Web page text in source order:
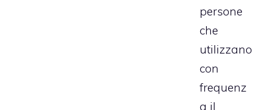
persone
che
utilizzano
con
frequenz
a il